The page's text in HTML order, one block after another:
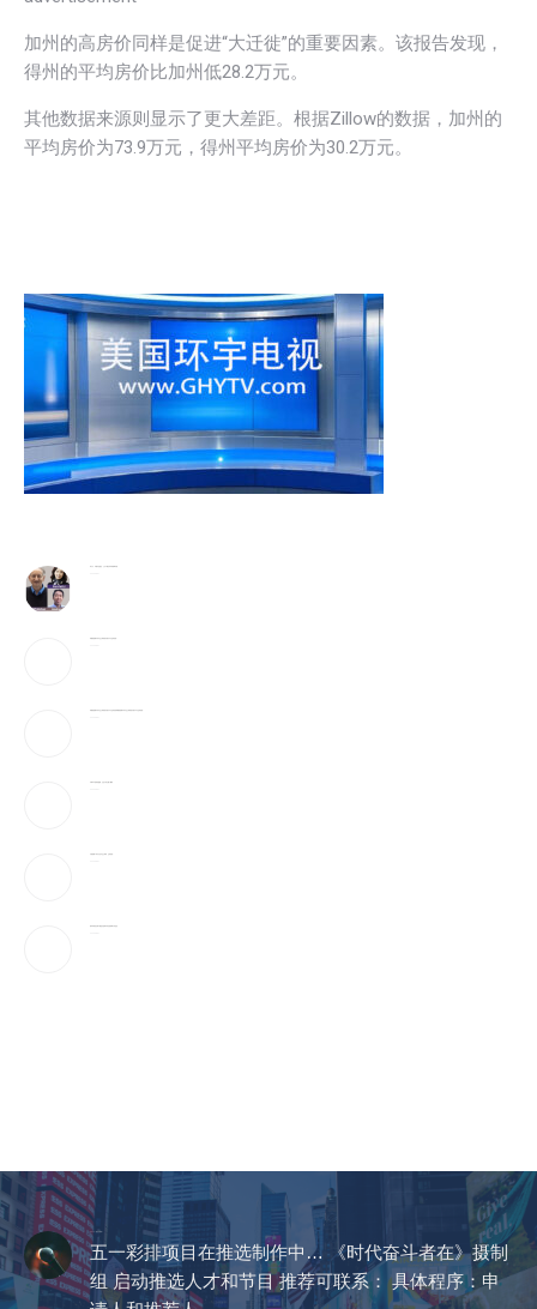
加州的高房价同样是促进“大迁徙”的重要因素。该报告发现，
得州的平均房价比加州低28.2万元。
其他数据来源则显示了更大差距。根据Zillow的数据，加州的
平均房价为73.9万元，得州平均房价为30.2万元。
五一彩排项目在推选制作中… 《时代奋斗者在》摄制
组 启动推选人才和节目 推荐可联系： 具体程序：申